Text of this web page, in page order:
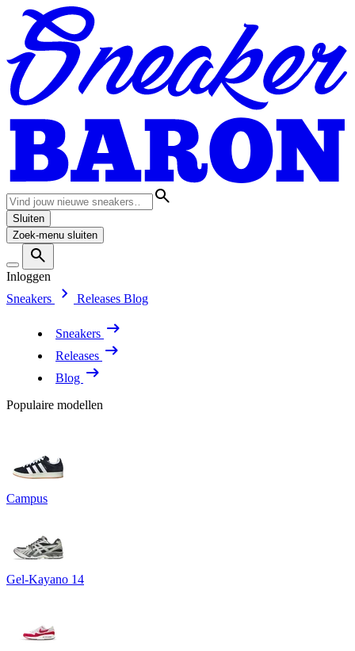
Sluiten
Zoek-menu sluiten
Inloggen
Sneakers
Releases Blog
Sneakers
Releases
Blog
Populaire modellen
Campus
Gel-Kayano 14